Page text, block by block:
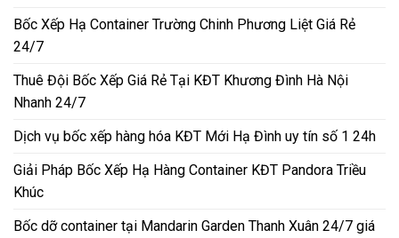
Bốc Xếp Hạ Container Trường Chinh Phương Liệt Giá Rẻ
24/7
Thuê Đội Bốc Xếp Giá Rẻ Tại KĐT Khương Đình Hà Nội
Nhanh 24/7
Dịch vụ bốc xếp hàng hóa KĐT Mới Hạ Đình uy tín số 1 24h
Giải Pháp Bốc Xếp Hạ Hàng Container KĐT Pandora Triều
Khúc
Bốc dỡ container tại Mandarin Garden Thanh Xuân 24/7 giá